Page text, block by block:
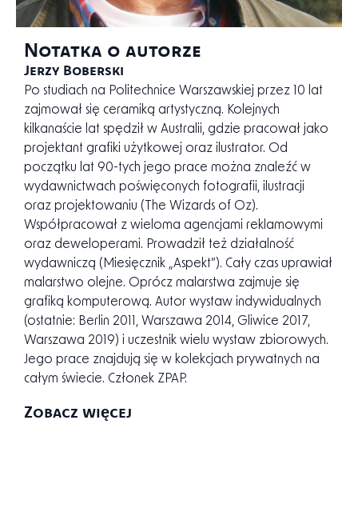
Notatka o autorze
Jerzy Boberski
Po studiach na Politechnice Warszawskiej przez 10 lat
zajmował się ceramiką artystyczną. Kolejnych
kilkanaście lat spędził w Australii, gdzie pracował jako
projektant grafiki użytkowej oraz ilustrator. Od
początku lat 90-tych jego prace można znaleźć w
wydawnictwach poświęconych fotografii, ilustracji
oraz projektowaniu (The Wizards of Oz).
Współpracował z wieloma agencjami reklamowymi
oraz deweloperami. Prowadził też działalność
wydawniczą (Miesięcznik „Aspekt”). Cały czas uprawiał
malarstwo olejne. Oprócz malarstwa zajmuje się
grafiką komputerową. Autor wystaw indywidualnych
Warszawa 2019) i uczestnik wielu wystaw zbiorowych.